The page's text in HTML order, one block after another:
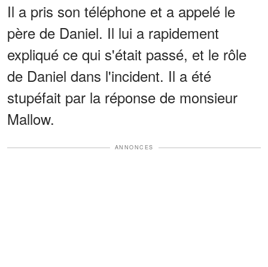
Il a pris son téléphone et a appelé le
père de Daniel. Il lui a rapidement
expliqué ce qui s'était passé, et le rôle
de Daniel dans l'incident. Il a été
stupéfait par la réponse de monsieur
Mallow.
ANNONCES